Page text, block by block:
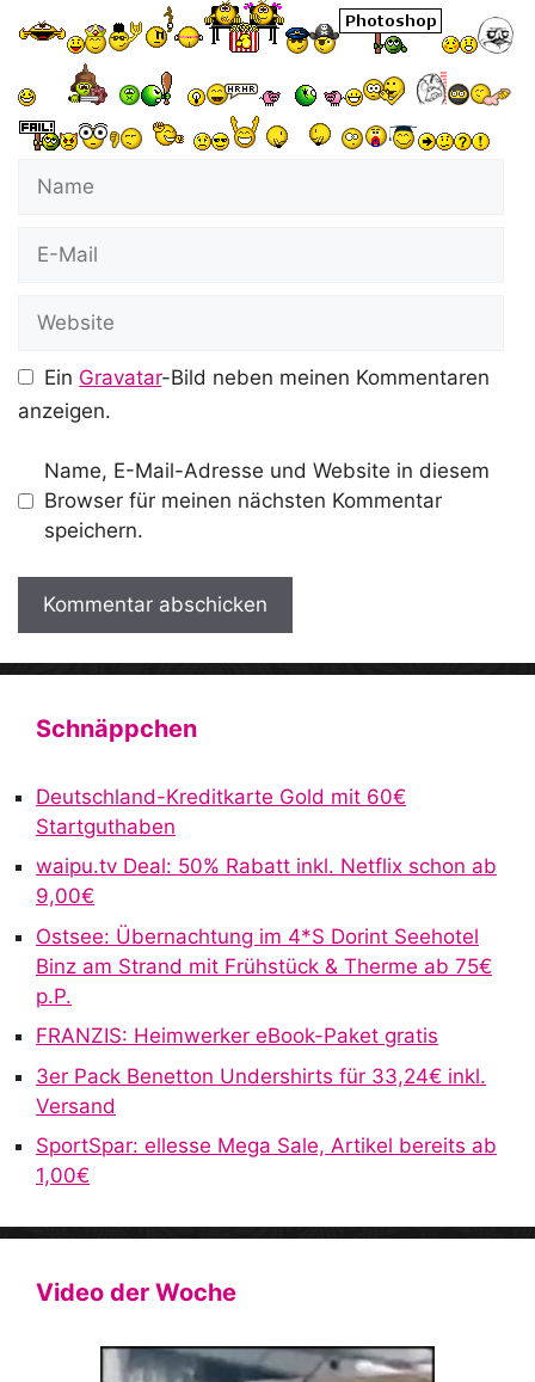
Mail
Ein Gravatar-Bild neben meinen Kommentaren
anzeigen.
Name, E-Mail-Adresse und Website in diesem
Browser für meinen nächsten Kommentar
speichern.
A
n
t
Schnäppchen
Deutschland-Kreditkarte Gold mit 60€
Startguthaben
waipu.tv Deal: 50% Rabatt inkl. Netflix schon ab
9,00€
Ostsee: Übernachtung im 4*S Dorint Seehotel
Binz am Strand mit Frühstück & Therme ab 75€
p.P.
FRANZIS: Heimwerker eBook-Paket gratis
3er Pack Benetton Undershirts für 33,24€ inkl.
Versand
SportSpar: ellesse Mega Sale, Artikel bereits ab
1,00€
Video der Woche